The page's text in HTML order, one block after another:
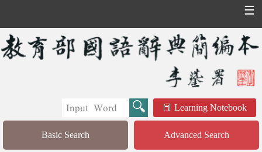
☰
Learning Notebook
Basic Search Advanced Search